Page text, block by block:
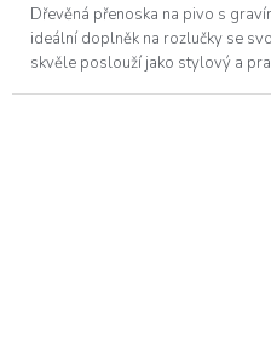
Dřevěná přenoska na pivo s
ideální doplněk na rozlučky se
skvěle poslouží jako stylový a